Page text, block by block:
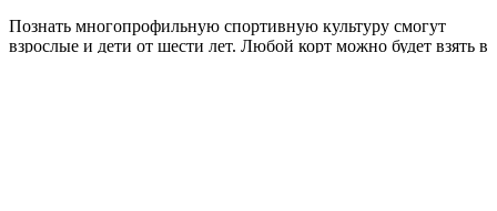
Познать многопрофильную спортивную культуру смогут
взрослые и дети от шести лет. Любой корт можно будет взять в